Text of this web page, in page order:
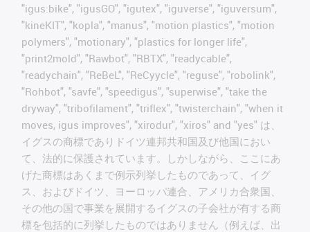
"igus:bike", "igusGO", "igutex", "iguverse", "iguversum",
"kineKIT", "kopla", "manus", "motion plastics", "motion
polymers", "motionary", "plastics for longer life",
"print2mold", "Rawbot", "RBTX", "readycable",
"readychain", "ReBeL", "ReCyycle", "reguse", "robolink",
"Rohbot", "savfe", "speedigus", "superwise", "take the
dryway", "tribofilament", "triflex", "twisterchain", "when it
moves, igus improves", "xirodur", "xiros" and "yes" は、
イグスの商標でありドイツ連邦共和国及び他国におい
て、法的に保護されています。しかしながら、ここにあ
げた商標はあくまで例示列挙したものであって、イグ
ス、およびドイツ、ヨーロッパ連合、アメリカ合衆国、
その他の国で事業を展開するイグスの子会社が有する商
標を包括的に列挙したものではありません（例えば、出